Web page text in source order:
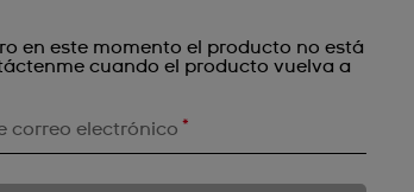
en este momento el producto no está
cuando el producto vuelva a
correo electrónico *